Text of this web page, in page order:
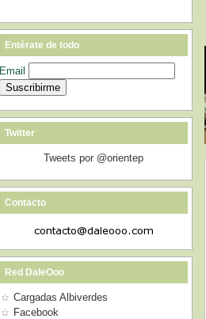
Entérate de todo
Email
Twitter
Tweets por @orientep
Contacto
Red DaleOoo
Cargadas Albiverdes
Facebook